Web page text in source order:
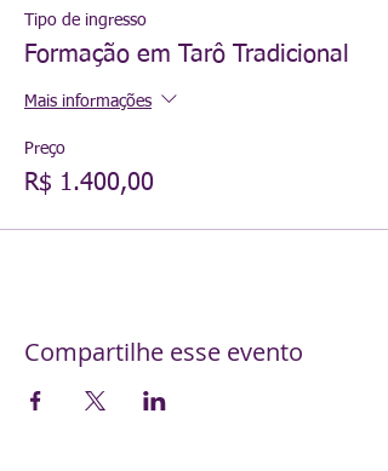
Tipo de ingresso
Formação em Tarô Tradicional
Mais informações
Preço
R$ 1.400,00
Compartilhe esse evento